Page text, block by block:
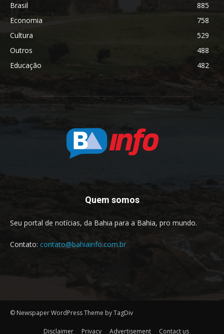
Brasil
885
Economia
758
Cultura
529
Outros
488
Educação
482
Quem somos
Seu portal de notícias, da Bahia para a Bahia, pro mundo.
Contato: contato@bahiainfo.com.br
© Newspaper WordPress Theme by TagDiv
Disclaimer Privacy Advertisement Contact us